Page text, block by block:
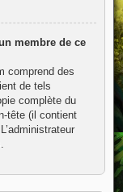
membre de ce
comprend des
de tels
complète du
tête (il contient